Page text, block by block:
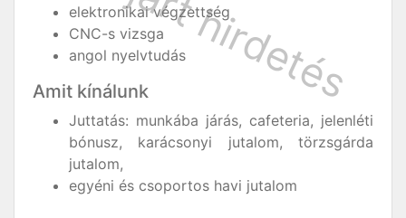
elektronikai végzettség
CNC-s vizsga
angol nyelvtudás
Amit kínálunk
Juttatás: munkába járás, cafeteria, jelenléti
bónusz, karácsonyi jutalom, törzsgárda
jutalom,
egyéni és csoportos havi jutalom